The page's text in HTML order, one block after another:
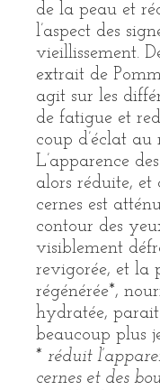
de la peau et
l’aspect des
vieillissement.
extrait de
agit sur les
de fatigue et
coup d’éclat au
L’apparence
alors réduite, et
cernes est
contour des
visiblement
revigorée, et la
régénérée*,
hydratée,
beaucoup plus
* réduit
cernes et des